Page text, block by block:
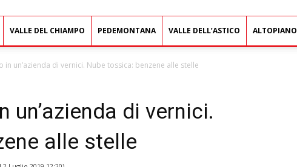
VALLE DEL CHIAMPO PEDEMONTANA VALLE DELL’ASTICO ALTOPIANO
in un’azienda di vernici. Nube tossica: benzene alle stelle
di vernici.
alle stelle